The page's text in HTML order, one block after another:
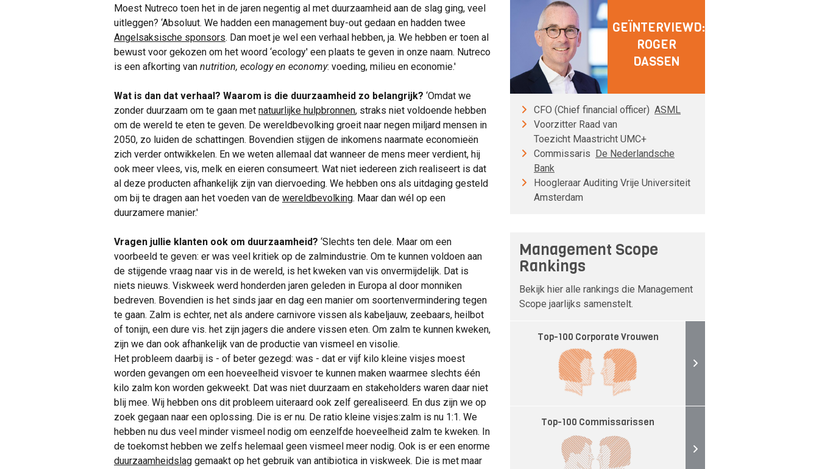
Moest Nutreco toen het in de jaren negentig al met duurzaamheid aan de slag ging, veel
uitleggen? ‘Absoluut. We hadden een management buy-out gedaan en hadden twee
Angelsaksische sponsors. Dan moet je wel een verhaal hebben, ja. We hebben er toen al
bewust voor gekozen om het woord ‘ecology' een plaats te geven in onze naam. Nutreco
is een afkorting van nutrition, ecology en economy: voeding, milieu en economie.'
Wat is dan dat verhaal? Waarom is die duurzaamheid zo belangrijk? ‘Omdat we
zonder duurzaam om te gaan met natuurlijke hulpbronnen, straks niet voldoende hebben
om de wereld te eten te geven. De wereldbevolking groeit naar negen miljard mensen in
2050, zo luiden de schattingen. Bovendien stijgen de inkomens naarmate economieën
zich verder ontwikkelen. En we weten allemaal dat wanneer de mens meer verdient, hij
ook meer vlees, vis, melk en eieren consumeert. Wat niet iedereen zich realiseert is dat
al deze producten afhankelijk zijn van diervoeding. We hebben ons als uitdaging gesteld
om bij te dragen aan het voeden van de wereldbevolking. Maar dan wél op een
duurzamere manier.'
Vragen jullie klanten ook om duurzaamheid? ‘Slechts ten dele. Maar om een
voorbeeld te geven: er was veel kritiek op de zalmindustrie. Om te kunnen voldoen aan
de stijgende vraag naar vis in de wereld, is het kweken van vis onvermijdelijk. Dat is
niets nieuws. Viskweek werd honderden jaren geleden in Europa al door monniken
bedreven. Bovendien is het sinds jaar en dag een manier om soortenvermindering tegen
te gaan. Zalm is echter, net als andere carnivore vissen als kabeljauw, zeebaars, heilbot
of tonijn, een dure vis. het zijn jagers die andere vissen eten. Om zalm te kunnen kweken,
zijn we dan ook afhankelijk van de productie van vismeel en visolie.
Het probleem daarbij is - of beter gezegd: was - dat er vijf kilo kleine visjes moest
worden gevangen om een hoeveelheid visvoer te kunnen maken waarmee slechts één
kilo zalm kon worden gekweekt. Dat was niet duurzaam en stakeholders waren daar niet
blij mee. Wij hebben ons dit probleem uiteraard ook zelf gerealiseerd. En dus zijn we op
zoek gegaan naar een oplossing. Die is er nu. De ratio kleine visjes:zalm is nu 1:1. We
hebben nu dus veel minder vismeel nodig om eenzelfde hoeveelheid zalm te kweken. In
de toekomst hebben we zelfs helemaal geen vismeel meer nodig. Ook is er een enorme
duurzaamheidslag gemaakt op het gebruik van antibiotica in viskweek. Die is met maar
GEÏNTERVIEWD:
ROGER
DASSEN
CFO (Chief financial officer) ASML
Voorzitter Raad van
Toezicht Maastricht UMC+
Commissaris De Nederlandsche
Bank
Hoogleraar Auditing Vrije Universiteit
Amsterdam
Management Scope
Rankings
Bekijk hier alle rankings die Management
Scope jaarlijks samenstelt.
Top-100 Corporate Vrouwen
Top-100 Commissarissen